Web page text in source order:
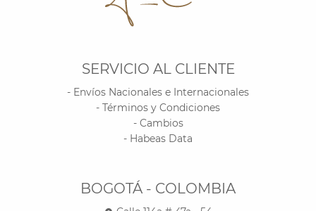
SERVICIO AL CLIENTE
- Envíos Nacionales e Internacionales
- Términos y Condiciones
- Cambios
- Habeas Data
BOGOTÁ - COLOMBIA